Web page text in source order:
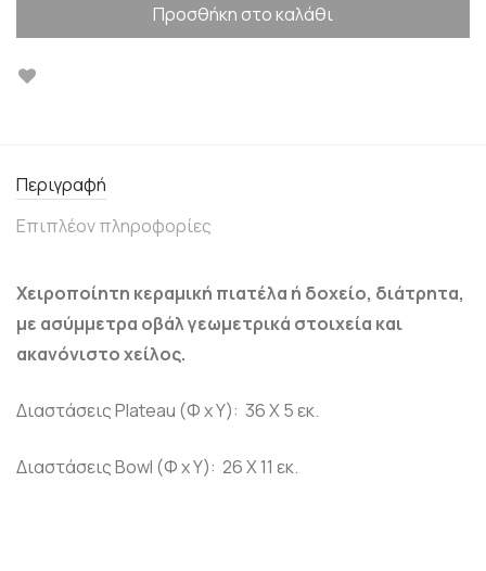
Προσθήκη στο καλάθι
Περιγραφή
Επιπλέον πληροφορίες
Χειροποίητη κεραμική πιατέλα ή δοχείο, διάτρητα,
με ασύμμετρα οβάλ γεωμετρικά στοιχεία και
ακανόνιστο χείλος.
Διαστάσεις Plateau (Φ x Y): 36 X 5 εκ.
Διαστάσεις Bowl (Φ x Y): 26 X 11 εκ.